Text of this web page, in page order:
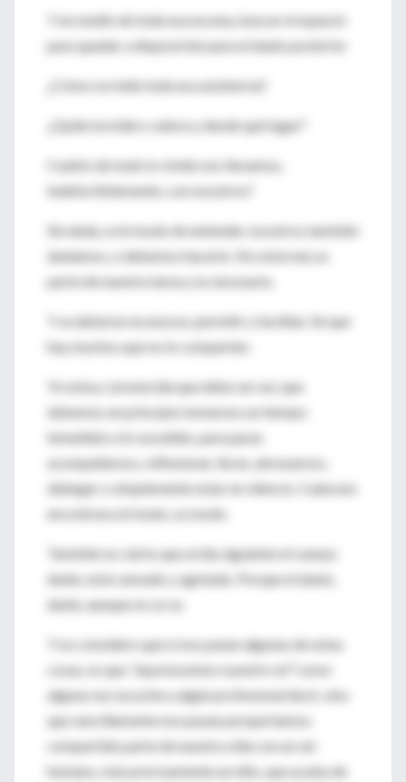
Y en medio de toda esa escena, buscar el espacio
para quedar a disposición para el duelo posterior
¿Cómo se mide toda esa asistencia?
¿Quién la mide o valora y desde qué lugar?
Cuánto de todo lo vivido nos llevamos,
indefectiblemente, con nosotros?
Sin duda, a mi modo de entender, nosotros también
duelamos, o debemos hacerlo. No está mal, es
parte de nuestra tarea y es necesario.
Y se debería reconocer, permitir y facilitar. Sé que
hay muchos que no lo comparten.
Yo estoy convencida que debe ser así, que
debemos en principio tomarnos un tiempo
inmediato a lo sucedido, para parar,
acompañarnos, reflexionar, llorar, abrazarnos,
dialogar o simplemente estar en silencio. Cada uno
encontrara el modo, su modo.
También es cierto que al día siguiente el cuerpo
duele, está cansado y agotado. Porque el duelo,
duele, aunque no se ve.
Y no considero que si nos pasan algunas de estas
cosas, es que
“equivocamos nuestro rol”
como
alguna vez escuche a algún profesional decir, sino
que sencillamente nos pasan porque hemos
compartido parte de nuestra vida con un ser
humano, más precisamente un niño, que acaba de